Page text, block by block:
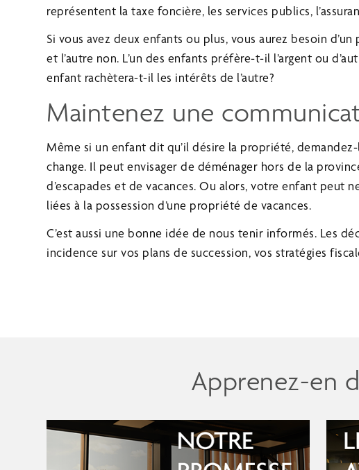
représentent la taxe foncière, les services publics,
Si vous avez deux enfants ou plus, vous aurez besoin d’un
et l’autre non. L’un des enfants préfère-t-il l’argent ou
enfant rachètera-t-il les intérêts de l’autre?
Maintenez une
Même si un enfant dit qu’il désire la propriété,
change. Il peut envisager de déménager hors de la
d’escapades et de vacances. Ou alors, votre enfant peut
liées à la possession d’une propriété de vacances.
C’est aussi une bonne idée de nous tenir informés. Les
incidence sur vos plans de succession, vos stratégies
Apprenez-en